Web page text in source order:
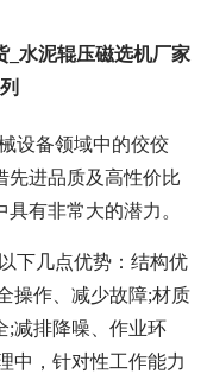
_水泥辊压磁选机厂家
设备领域中的佼佼
先进品质及高性价比
有非常大的潜力。
下几点优势：结构优
操作、减少故障;材质
;减排降噪、作业环
中，针对性工作能力